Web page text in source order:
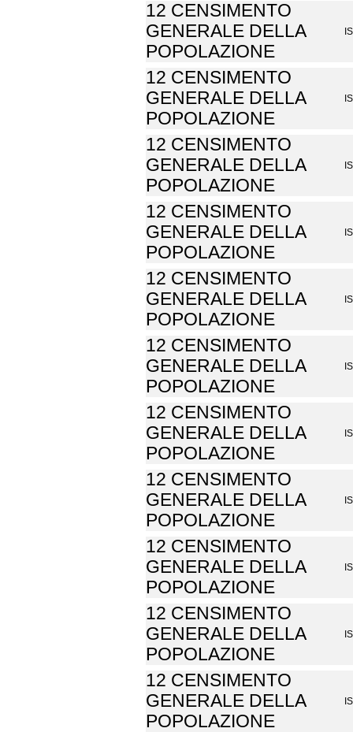
12 CENSIMENTO
GENERALE DELLA
POPOLAZIONE
12 CENSIMENTO
GENERALE DELLA
POPOLAZIONE
12 CENSIMENTO
GENERALE DELLA
POPOLAZIONE
12 CENSIMENTO
GENERALE DELLA
POPOLAZIONE
12 CENSIMENTO
GENERALE DELLA
POPOLAZIONE
12 CENSIMENTO
GENERALE DELLA
POPOLAZIONE
12 CENSIMENTO
GENERALE DELLA
POPOLAZIONE
12 CENSIMENTO
GENERALE DELLA
POPOLAZIONE
12 CENSIMENTO
GENERALE DELLA
POPOLAZIONE
12 CENSIMENTO
GENERALE DELLA
POPOLAZIONE
12 CENSIMENTO
GENERALE DELLA
POPOLAZIONE